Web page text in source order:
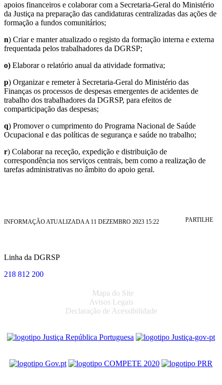
apoios financeiros e colaborar com a Secretaria-Geral do Ministério
da Justiça na preparação das candidaturas centralizadas das ações de
formação a fundos comunitários;
n) Criar e manter atualizado o registo da formação interna e externa
frequentada pelos trabalhadores da DGRSP;
o) Elaborar o relatório anual da atividade formativa;
p) Organizar e remeter à Secretaria-Geral do Ministério das
Finanças os processos de despesas emergentes de acidentes de
trabalho dos trabalhadores da DGRSP, para efeitos de
comparticipação das despesas;
q) Promover o cumprimento do Programa Nacional de Saúde
Ocupacional e das políticas de segurança e saúde no trabalho;
r) Colaborar na receção, expedição e distribuição de
correspondência nos serviços centrais, bem como a realização de
tarefas administrativas no âmbito do apoio geral.
INFORMAÇÃO ATUALIZADA A 11 DEZEMBRO 2023 15:22 PARTILHE
Linha da DGRSP
218 812 200
Mapa do Site
Avisos Legais
Declaração de Acessibilidade